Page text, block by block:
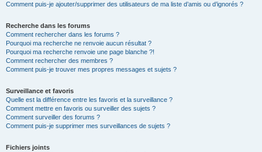
Comment puis-je ajouter/supprimer des utilisateurs de ma liste d’amis ou d’ignorés ?
Recherche dans les forums
Comment rechercher dans les forums ?
Pourquoi ma recherche ne renvoie aucun résultat ?
Pourquoi ma recherche renvoie une page blanche ?!
Comment rechercher des membres ?
Comment puis-je trouver mes propres messages et sujets ?
Surveillance et favoris
Quelle est la différence entre les favoris et la surveillance ?
Comment mettre en favoris ou surveiller des sujets ?
Comment surveiller des forums ?
Comment puis-je supprimer mes surveillances de sujets ?
Fichiers joints